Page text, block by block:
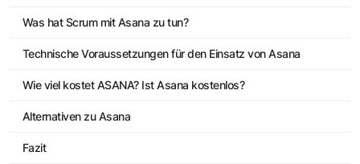
Was hat Scrum mit Asana zu tun?
Technische Voraussetzungen für den Einsatz von Asana
Wie viel kostet ASANA? Ist Asana kostenlos?
Alternativen zu Asana
Fazit